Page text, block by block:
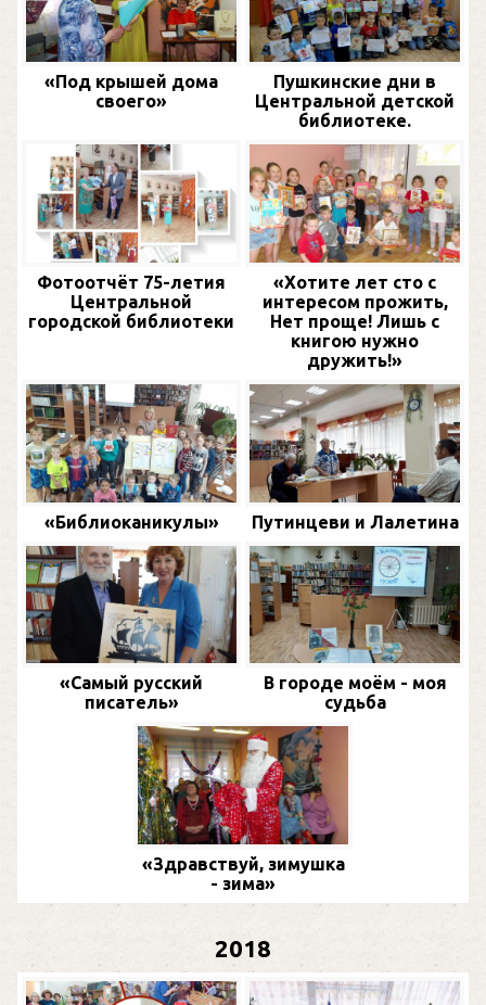
«Под крышей дома
своего»
Пушкинские дни в
Центральной детской
библиотеке.
Фотоотчёт 75-летия
Центральной
городской библиотеки
«Хотите лет сто с
интересом прожить,
Нет проще! Лишь с
книгою нужно
дружить!»
«Библиоканикулы» Путинцеви и Лалетина
«Самый русский
писатель»
В городе моём - моя
судьба
«Здравствуй, зимушка
- зима»
2018